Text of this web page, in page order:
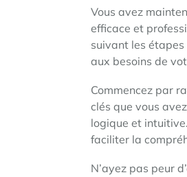
Vous avez
efficace et
suivant les
aux besoins de
Commencez par
clés que vous
logique et
faciliter la
N’ayez pas peur